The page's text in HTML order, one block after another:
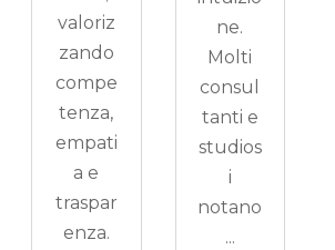
valoriz
zando
compe
tenza,
empati
a e
traspar
enza.
ne.
Molti
consul
tanti e
studios
i
notano
...